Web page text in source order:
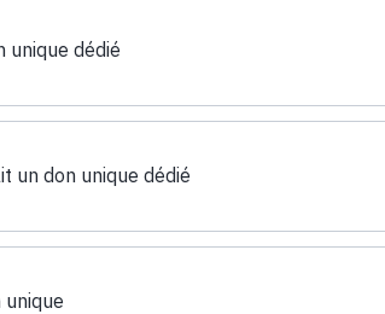
unique dédié
un don unique dédié